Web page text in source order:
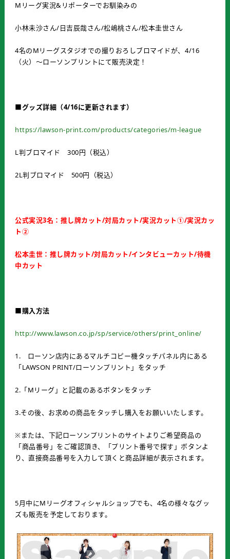
Mリーグ実況&リポーターでお馴染みの
小林未沙さん/日吉辰哉さん/松嶋桃さん/松本圭世さん
4名のMリーグスタジオでの撮りおろしブロマイドが、4/16
（火）～ローソンプリントにて販売決定！
■グッズ詳細（4/16に更新されます）
https://lawson-print.com/products/categories/m-league
L判ブロマイド 300円（税込）
2L判ブロマイド 500円（税込）
公式実況3名：推し牌カット/対局カット/実況カット①/実況カッ
ト②
松本圭世：推し牌カット/対局カット/インタビューカット/待機
中カット
■購入方法
http://www.lawson.co.jp/sp/service/others/print_online/
1. ローソン店内にあるマルチコピー機タッチパネル内にある
「LAWSON PRINT/ローソンプリント」をタッチ
2.「Mリーグ」と記載のあるボタンをタッチ
3.その後、お求めの商品をタッチし購入をお願いいたします。
※または、下記ローソンプリントのサイトよりご希望商品の
「商品番号」をご確認頂き、「プリント番号で探す」ボタンよ
り、直接商品番号を入力して頂くと商品詳細が表示されます。
5月中にMリーグオフィシャルショップでも、4名の様々なグッ
ズも販売を予定しております。